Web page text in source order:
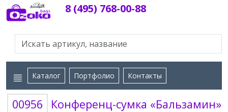
8 (495) 768-00-88
Каталог Портфолио Контакты
00956 Конференц-сумка «Бальзамин»